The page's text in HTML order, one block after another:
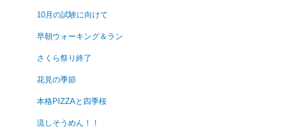
10月の試験に向けて
早朝ウォーキング＆ラン
さくら祭り終了
花見の季節
本格PIZZAと四季桜
流しそうめん！！